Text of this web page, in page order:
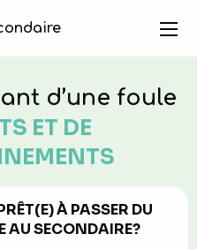
d’une foule
ET DE
À PASSER DU
AU SECONDAIRE?